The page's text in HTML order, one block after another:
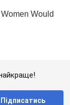
Підписатись